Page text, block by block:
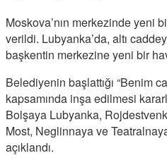
Moskova’nın merkezinde yeni
verildi. Lubyanka’da, altı
başkentin merkezine yeni bir
Belediyenin başlattığı “Benim
kapsamında inşa edilmesi
Bolşaya Lubyanka,
Most, Neglinnaya ve
açıklandı.